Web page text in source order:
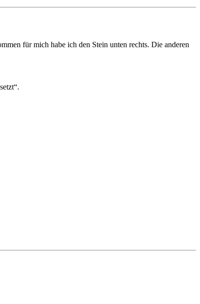
für mich habe ich den Stein unten rechts. Die anderen